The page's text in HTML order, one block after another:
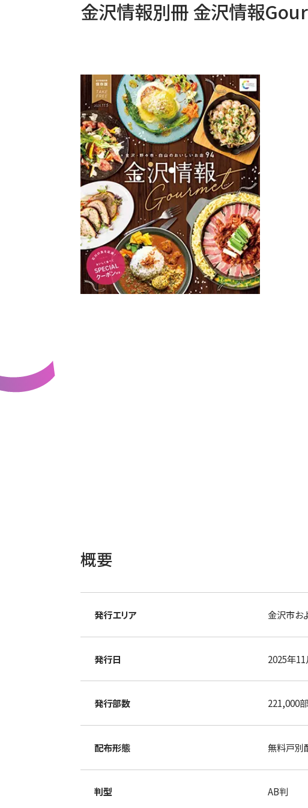
金沢情報別冊 金沢情報
概要
発行エリア 金沢市お
発行日 2025年11
発行部数 221,000部
配布形態 無料戸別
判型 AB判